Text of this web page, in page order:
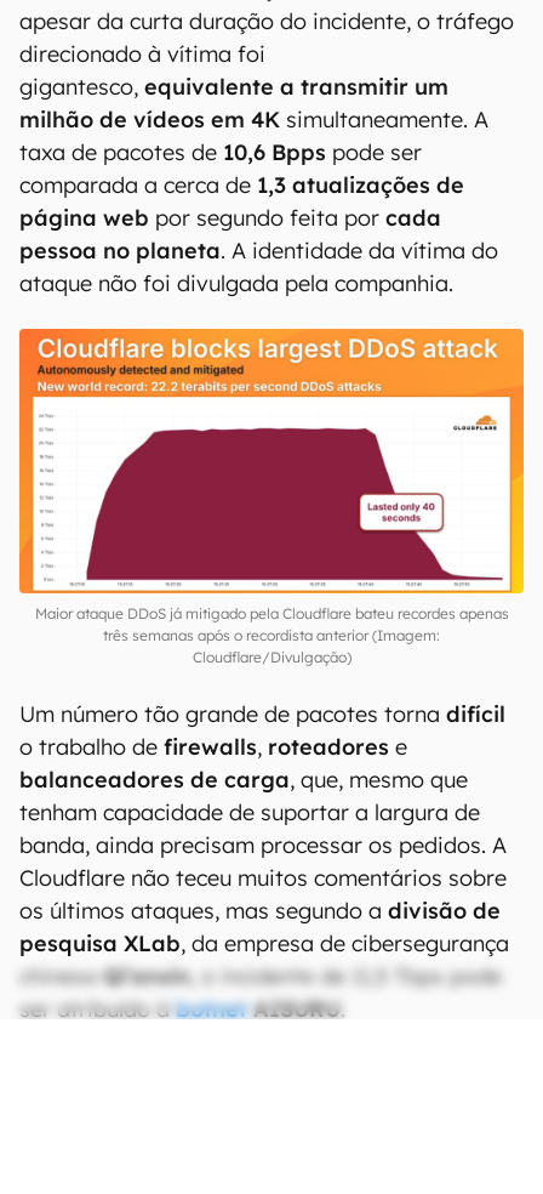
apesar da curta duração do incidente, o tráfego
direcionado à vítima foi
gigantesco, equivalente a transmitir um
milhão de vídeos em 4K simultaneamente. A
taxa de pacotes de 10,6 Bpps pode ser
comparada a cerca de 1,3 atualizações de
página web por segundo feita por cada
pessoa no planeta. A identidade da vítima do
ataque não foi divulgada pela companhia.
Maior ataque DDoS já mitigado pela Cloudflare bateu recordes apenas
três semanas após o recordista anterior (Imagem:
Cloudflare/Divulgação)
Um número tão grande de pacotes torna difícil
o trabalho de firewalls, roteadores e
balanceadores de carga, que, mesmo que
tenham capacidade de suportar a largura de
banda, ainda precisam processar os pedidos. A
Cloudflare não teceu muitos comentários sobre
os últimos ataques, mas segundo a divisão de
pesquisa XLab, da empresa de cibersegurança
chinesaQi’anxin, o incidente de 11,5 Tbps pode
ser atribuído àbotnet AISURU.